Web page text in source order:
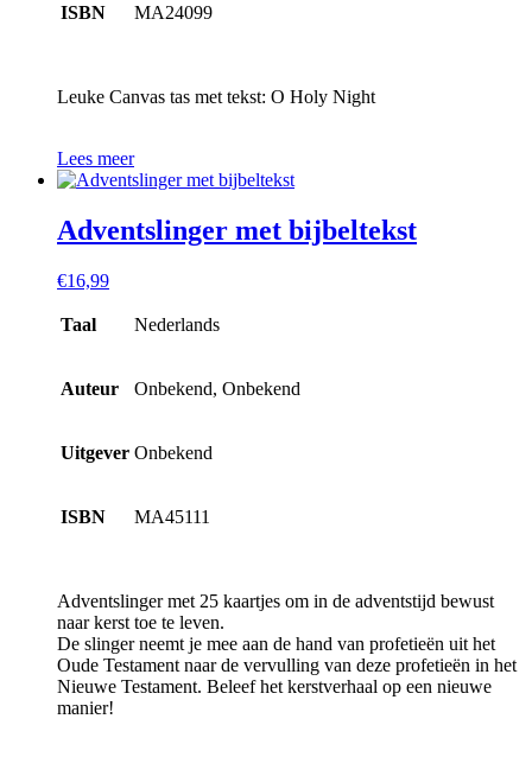
ISBN MA24099
Leuke Canvas tas met tekst: O Holy Night
Lees meer
Adventslinger met bijbeltekst
€16,99
Taal Nederlands
Auteur Onbekend, Onbekend
Uitgever Onbekend
ISBN MA45111
Adventslinger met 25 kaartjes om in de adventstijd bewust
naar kerst toe te leven.
De slinger neemt je mee aan de hand van profetieën uit het
Oude Testament naar de vervulling van deze profetieën in het
Nieuwe Testament. Beleef het kerstverhaal op een nieuwe
manier!